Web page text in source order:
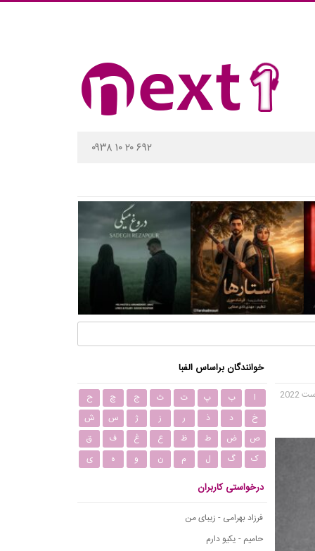
۰۹۳۸ ۱۰ ۲۰ ۶۹۲
خوانندگان براساس الفبا
ا ب پ ت ث ج چ
ح
خ
د ذ ر ز ژ س
ش
ص
ض ط ظ ع غ ف
ق
ک
گ ل م ن و ه ی
درخواستی کاربران
فرزاد بهرامی - زیبای من
حامیم - یکیو دارم